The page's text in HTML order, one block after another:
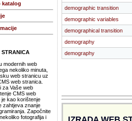
katalog
STRANICA
modernih web
nekoliko minuta,
web stranicu uz
web stranica.
za Vaše web
CMS web
kao korištenje
zahtjeva znanje
Započnite
fotografija i
demographic transition
demographic variables
demographical transition
demography
demography